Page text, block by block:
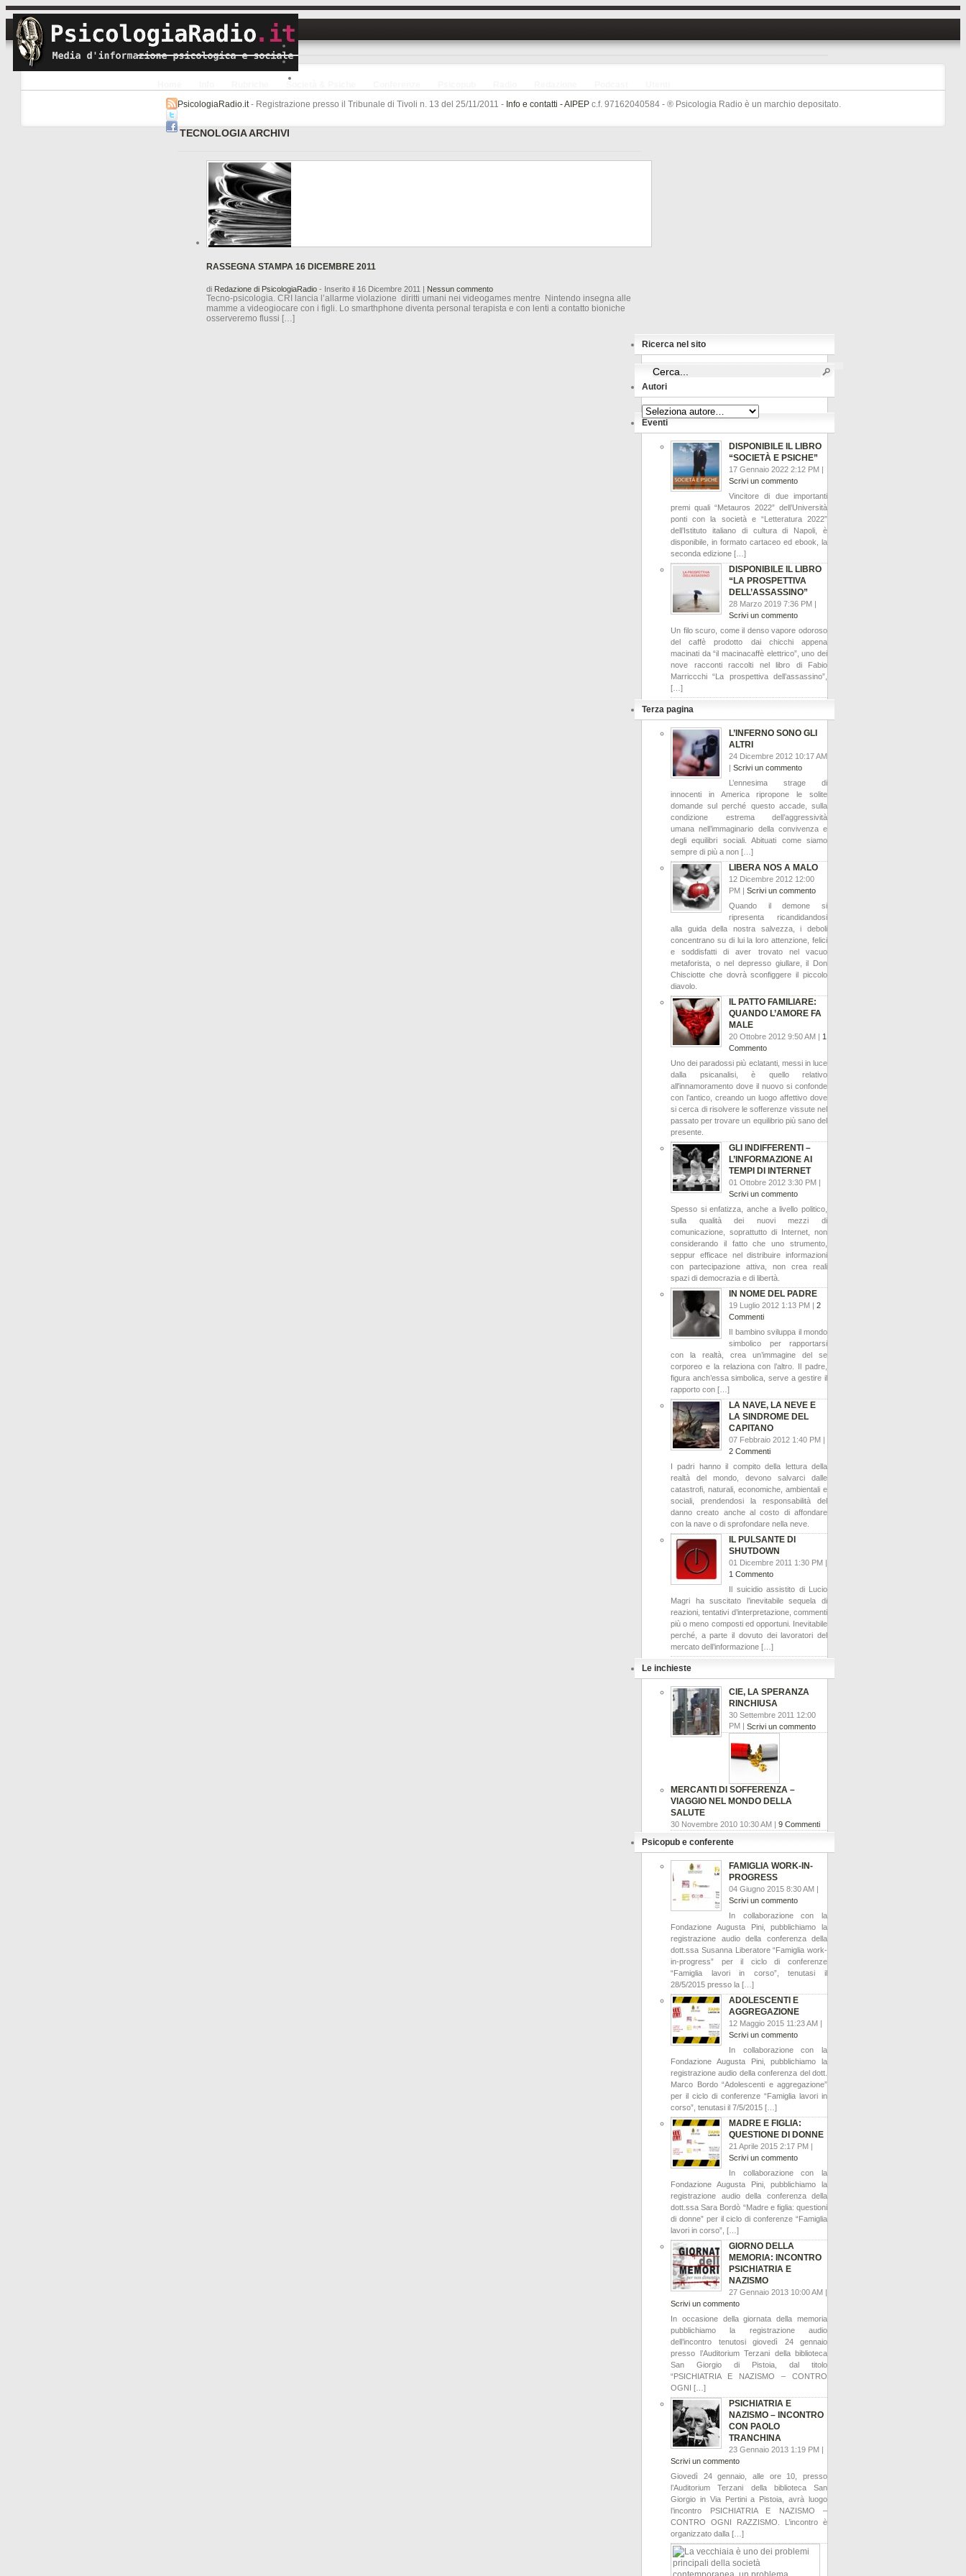
TECNOLOGIA ARCHIVI
RASSEGNA STAMPA 16 DICEMBRE 2011
di Redazione di PsicologiaRadio - Inserito il 16 Dicembre 2011 | Nessun commento
Tecno-psicologia. CRI lancia l’allarme violazione diritti umani nei videogames mentre Nintendo insegna alle
mamme a videogiocare con i figli. Lo smarthphone diventa personal terapista e con lenti a contatto bioniche
osserveremo flussi […]
Ricerca nel sito
Autori
Eventi
DISPONIBILE IL LIBRO
“SOCIETÀ E PSICHE”
17 Gennaio 2022 2:12 PM |
Scrivi un commento
Vincitore di due importanti
premi quali “Metauros 2022” dell’Università
ponti con la società e “Letteratura 2022”
dell’Istituto italiano di cultura di Napoli, è
disponibile, in formato cartaceo ed ebook, la
seconda edizione […]
DISPONIBILE IL LIBRO
“LA PROSPETTIVA
DELL’ASSASSINO”
28 Marzo 2019 7:36 PM |
Scrivi un commento
Un filo scuro, come il denso vapore odoroso
del caffè prodotto dai chicchi appena
macinati da “il macinacaffè elettrico”, uno dei
nove racconti raccolti nel libro di Fabio
Marriccchi “La prospettiva dell’assassino”,
[…]
Terza pagina
L’INFERNO SONO GLI
ALTRI
24 Dicembre 2012 10:17 AM
| Scrivi un commento
L’ennesima strage di
innocenti in America ripropone le solite
domande sul perché questo accade, sulla
condizione estrema dell’aggressività
umana nell’immaginario della convivenza e
degli equilibri sociali. Abituati come siamo
sempre di più a non […]
LIBERA NOS A MALO
12 Dicembre 2012 12:00
PM | Scrivi un commento
Quando il demone si
ripresenta ricandidandosi
alla guida della nostra salvezza, i deboli
concentrano su di lui la loro attenzione, felici
e soddisfatti di aver trovato nel vacuo
metaforista, o nel depresso giullare, il Don
Chisciotte che dovrà sconfiggere il piccolo
diavolo.
IL PATTO FAMILIARE:
QUANDO L’AMORE FA
MALE
20 Ottobre 2012 9:50 AM | 1
Commento
Uno dei paradossi più eclatanti, messi in luce
dalla psicanalisi, è quello relativo
all'innamoramento dove il nuovo si confonde
con l’antico, creando un luogo affettivo dove
si cerca di risolvere le sofferenze vissute nel
passato per trovare un equilibrio più sano del
presente.
GLI INDIFFERENTI –
L’INFORMAZIONE AI
TEMPI DI INTERNET
01 Ottobre 2012 3:30 PM |
Scrivi un commento
Spesso si enfatizza, anche a livello politico,
sulla qualità dei nuovi mezzi di
comunicazione, soprattutto di Internet, non
considerando il fatto che uno strumento,
seppur efficace nel distribuire informazioni
con partecipazione attiva, non crea reali
spazi di democrazia e di libertà.
IN NOME DEL PADRE
19 Luglio 2012 1:13 PM | 2
Commenti
Il bambino sviluppa il mondo
simbolico per rapportarsi
con la realtà, crea un’immagine del se
corporeo e la relaziona con l’altro. Il padre,
figura anch’essa simbolica, serve a gestire il
rapporto con […]
LA NAVE, LA NEVE E
LA SINDROME DEL
CAPITANO
07 Febbraio 2012 1:40 PM |
2 Commenti
I padri hanno il compito della lettura della
realtà del mondo, devono salvarci dalle
catastrofi, naturali, economiche, ambientali e
sociali, prendendosi la responsabilità del
danno creato anche al costo di affondare
con la nave o di sprofondare nella neve.
IL PULSANTE DI
SHUTDOWN
01 Dicembre 2011 1:30 PM |
1 Commento
Il suicidio assistito di Lucio
Magri ha suscitato l’inevitabile sequela di
reazioni, tentativi d’interpretazione, commenti
più o meno composti ed opportuni. Inevitabile
perché, a parte il dovuto dei lavoratori del
mercato dell’informazione […]
Le inchieste
CIE, LA SPERANZA
RINCHIUSA
30 Settembre 2011 12:00
PM | Scrivi un commento
MERCANTI DI SOFFERENZA –
VIAGGIO NEL MONDO DELLA
SALUTE
30 Novembre 2010 10:30 AM | 9 Commenti
Psicopub e conferente
FAMIGLIA WORK-IN-
PROGRESS
04 Giugno 2015 8:30 AM |
Scrivi un commento
In collaborazione con la
Fondazione Augusta Pini, pubblichiamo la
registrazione audio della conferenza della
dott.ssa Susanna Liberatore “Famiglia work-
in-progress” per il ciclo di conferenze
“Famiglia lavori in corso”, tenutasi il
28/5/2015 presso la […]
ADOLESCENTI E
AGGREGAZIONE
12 Maggio 2015 11:23 AM |
Scrivi un commento
In collaborazione con la
Fondazione Augusta Pini, pubblichiamo la
registrazione audio della conferenza del dott.
Marco Bordo “Adolescenti e aggregazione”
per il ciclo di conferenze “Famiglia lavori in
corso”, tenutasi il 7/5/2015 […]
MADRE E FIGLIA:
QUESTIONE DI DONNE
21 Aprile 2015 2:17 PM |
Scrivi un commento
In collaborazione con la
Fondazione Augusta Pini, pubblichiamo la
registrazione audio della conferenza della
dott.ssa Sara Bordò “Madre e figlia: questioni
di donne” per il ciclo di conferenze “Famiglia
lavori in corso”, […]
GIORNO DELLA
MEMORIA: INCONTRO
PSICHIATRIA E
NAZISMO
27 Gennaio 2013 10:00 AM |
Scrivi un commento
In occasione della giornata della memoria
pubblichiamo la registrazione audio
dell’incontro tenutosi giovedì 24 gennaio
presso l’Auditorium Terzani della biblioteca
San Giorgio di Pistoia, dal titolo
“PSICHIATRIA E NAZISMO – CONTRO
OGNI […]
PSICHIATRIA E
NAZISMO – INCONTRO
CON PAOLO
TRANCHINA
23 Gennaio 2013 1:19 PM |
Scrivi un commento
Giovedì 24 gennaio, alle ore 10, presso
l’Auditorium Terzani della biblioteca San
Giorgio in Via Pertini a Pistoia, avrà luogo
l’incontro PSICHIATRIA E NAZISMO –
CONTRO OGNI RAZZISMO. L’incontro è
organizzato dalla […]
PsicologiaRadio.it- Registrazione presso il Tribunale di Tivoli n. 13 del 25/11/2011 - Info e contatti -AIPEP c.f. 97162040584 - ® Psicologia Radio è un marchio depositato.